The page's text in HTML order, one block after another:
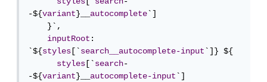
-${variant}__autocomplete`]
    }`,
inputRoot:
`${styles [`search__autocomplete-input`]} ${
styles [`search-
-${variant}__autocomplete-input`]